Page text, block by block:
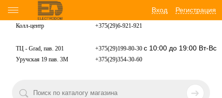
Вход Регистрация
Колл-центр +375(29)6-921-921
ТЦ - Grad, пав. 201 +375(29)199-80-30 с 10:00 до 19:00 Вт-Вс
Уручская 19 пав. 3М +375(29)354-30-60